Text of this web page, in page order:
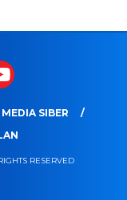
SIBER
RESERVED